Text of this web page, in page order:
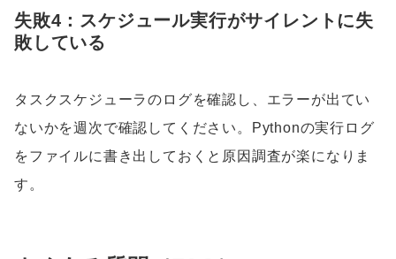
失敗4：スケジュール実行がサイレントに失
敗している
タスクスケジューラのログを確認し、エラーが出てい
ないかを週次で確認してください。Pythonの実行ログ
をファイルに書き出しておくと原因調査が楽になりま
す。